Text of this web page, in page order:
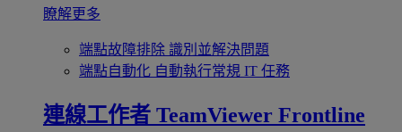
瞭解更多
端點故障排除 識別並解決問題
端點自動化 自動執行常規 IT 任務
連線工作者 TeamViewer Frontline